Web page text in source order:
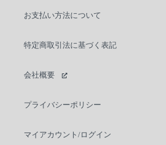
お支払い方法について
特定商取引法に基づく表記
会社概要
プライバシーポリシー
マイアカウント/ログイン